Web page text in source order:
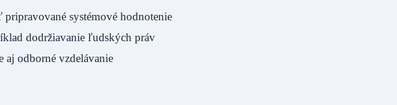
systémové hodnotenie
dodržiavanie ľudských práv
aj odborné vzdelávanie